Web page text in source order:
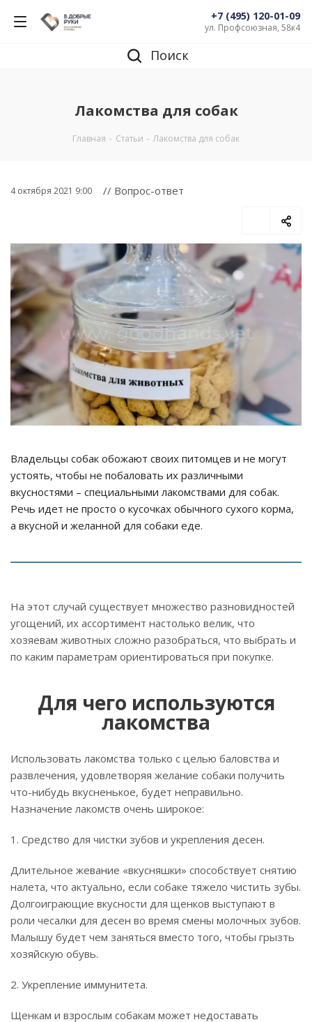
+7 (495) 120-01-09
ул. Профсоюзная, 58к4
Поиск
Лакомства для собак
Главная - Статьи - Лакомства для собак
4 октября 2021 9:00 // Вопрос-ответ
Владельцы собак обожают своих питомцев и не могут
устоять, чтобы не побаловать их различными
вкусностями – специальными лакомствами для собак.
Речь идет не просто о кусочках обычного сухого корма,
а вкусной и желанной для собаки еде.
На этот случай существует множество разновидностей
угощений, их ассортимент настолько велик, что
хозяевам животных сложно разобраться, что выбрать и
по каким параметрам ориентироваться при покупке.
Для чего используются
лакомства
Использовать лакомства только с целью баловства и
развлечения, удовлетворяя желание собаки получить
что-нибудь вкусненькое, будет неправильно.
Назначение лакомств очень широкое:
1. Средство для чистки зубов и укрепления десен.
Длительное жевание «вкусняшки» способствует снятию
налета, что актуально, если собаке тяжело чистить зубы.
Долгоиграющие вкусности для щенков выступают в
роли чесалки для десен во время смены молочных зубов.
Малышу будет чем заняться вместо того, чтобы грызть
хозяйскую обувь.
2. Укрепление иммунитета.
Щенкам и взрослым собакам может недоставать